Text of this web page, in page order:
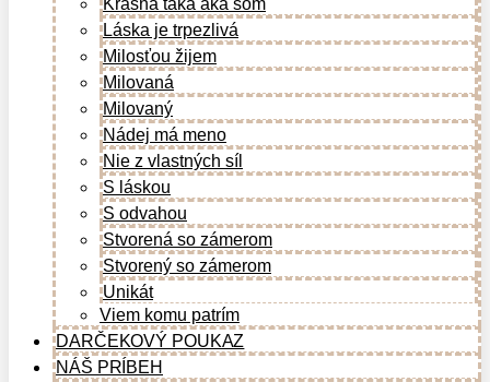
Krásna taká aká som
Láska je trpezlivá
Milosťou žijem
Milovaná
Milovaný
Nádej má meno
Nie z vlastných síl
S láskou
S odvahou
Stvorená so zámerom
Stvorený so zámerom
Unikát
Viem komu patrím
DARČEKOVÝ POUKAZ
NÁŠ PRÍBEH